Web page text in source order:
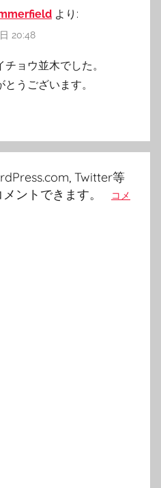
より:
20:48
ョウ並木でした。
うございます。
Twitter等
ントできます。
コメ